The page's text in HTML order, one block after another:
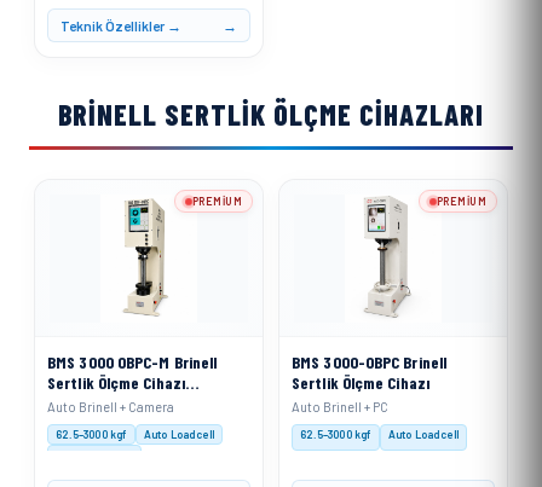
Teknik Özellikler →
BRINELL SERTLIK ÖLÇME CIHAZLARI
BMS 3000 OBPC-M Brinell
Sertlik Ölçme Cihazı
Motorize Sistemli
Auto Brinell + Camera
62.5–3000 kgf
Auto Loadcell
XACT Software
PREMIUM
BMS 3000-OBPC Brinell
Sertlik Ölçme Cihazı
Auto Brinell + PC
62.5–3000 kgf Auto Loadcell
PREMIUM